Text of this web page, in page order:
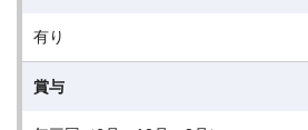
有り
賞与